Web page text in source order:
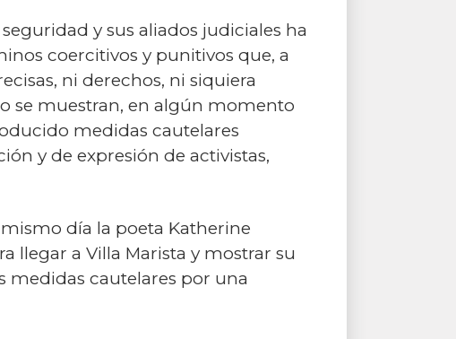
y sus aliados judiciales ha
coercitivos y punitivos que, a
ni derechos, ni siquiera
se muestran, en algún momento
medidas cautelares
y de expresión de activistas,
día la poeta Katherine
llegar a Villa Marista y mostrar su
medidas cautelares por una